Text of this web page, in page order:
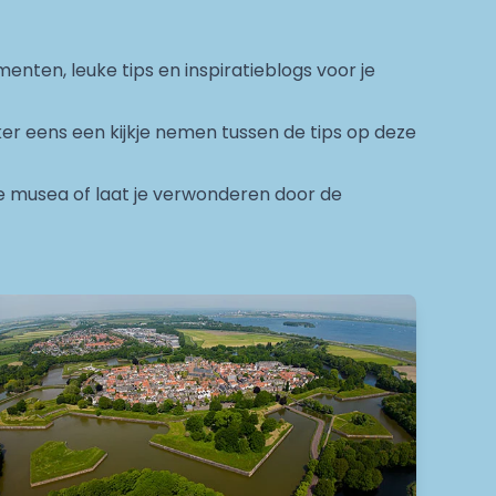
leuke tips en inspiratieblogs voor je
eens een kijkje nemen tussen de tips op deze
musea of laat je verwonderen door de